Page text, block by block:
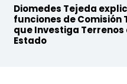
Diomedes Tejeda
funciones de Comisión
que Investiga Terrenos
Estado